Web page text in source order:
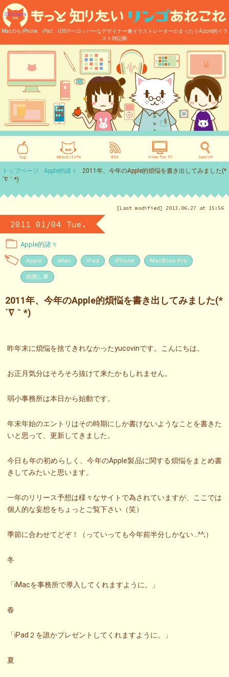
MacのちiPhone、iPad、iOSデベロッパーなデザイナー兼イラストレーターのまったりApple的イラ
スト雑記帳
トップページ Apple的諸々
2011年、今年のApple的煩悩を書き出してみました(*
´∇｀*)
[Last modified] 2013.06.27 at 15:56
2011 01/04 Tue.
Apple的諸々
Apple iMac iPad iPhone MacBook Pro
由無し事
2011年、今年のApple的煩悩を書き出してみました(*
´∇｀*)
昨年末に煩悩を捨てきれなかったyucovinです。こんにちは。
お正月気分はそろそろ抜けて来たかもしれません。
弱小事務所は本日から始動です。
年末年始のエントリはその時期にしか書けないようなことを書きた
いと思って、更新してきました。
今日も年の初めらしく、今年のApple製品に関する煩悩をまとめ書
きしてみたいと思います。
一年のリリース予想は様々なサイトで為されていますが、ここでは
個人的な妄想をちょっとご覧下さい（笑）
季節に合わせてどぞ！（っていっても今年前半分しかない…^^;）
冬
「iMacを事務所で導入してくれますように。」
春
「iPad２を誰かプレゼントしてくれますように。」
夏